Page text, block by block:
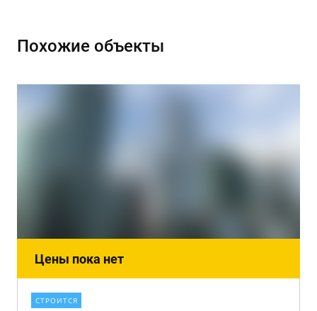
Похожие объекты
Цены пока нет
СТРОИТСЯ